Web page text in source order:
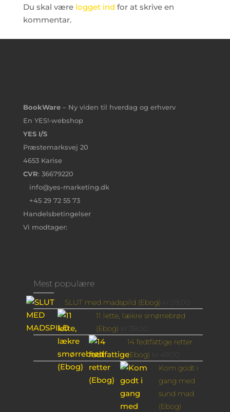
Du skal være logget ind for at skrive en
kommentar.
BookWare– Ny viden til hverdag og erhverv
En YES!-webshop
YES I/S
Præstemarksvej 20
4653 Karise
CVR: 36679220
info@yes-marketing.dk
+45 29 72 55 73
Handelsbetingelser
Vi modtager:
Mest populære
SLUT med madspild (Ebog)
11 lette, lækre smørrebrød
(Ebog)
39,00
14 fedtfattige retter
(Ebog)
49,00
Kom godt i
gang med
sund mad
(Ebog)